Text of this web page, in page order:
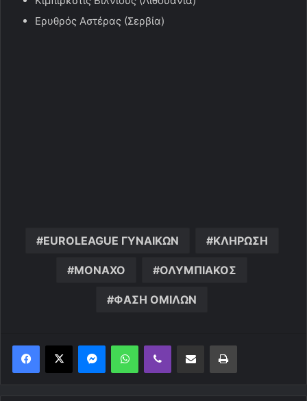
Ερυθρός Αστέρας (Σερβία)
EUROLEAGUE ΓΥΝΑΙΚΩΝ ΚΛΗΡΩΣΗ
ΜΟΝΑΧΟ ΟΛΥΜΠΙΑΚΟΣ
ΦΑΣΗ ΟΜΙΛΩΝ
MessengerWhatsAppViber Κοινοποίηση μέσω ηλεκτρονικού ταχυδρομείουΕκτύπωση